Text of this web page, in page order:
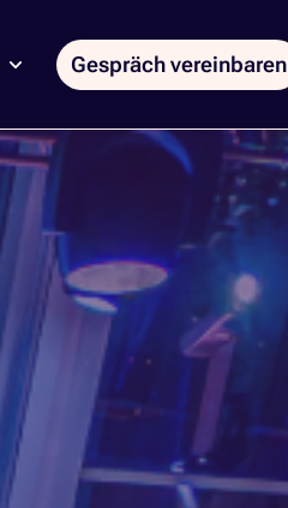
Gespräch vereinbaren